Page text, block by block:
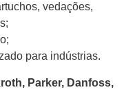
vedações,
para indústrias.
Parker, Danfoss,